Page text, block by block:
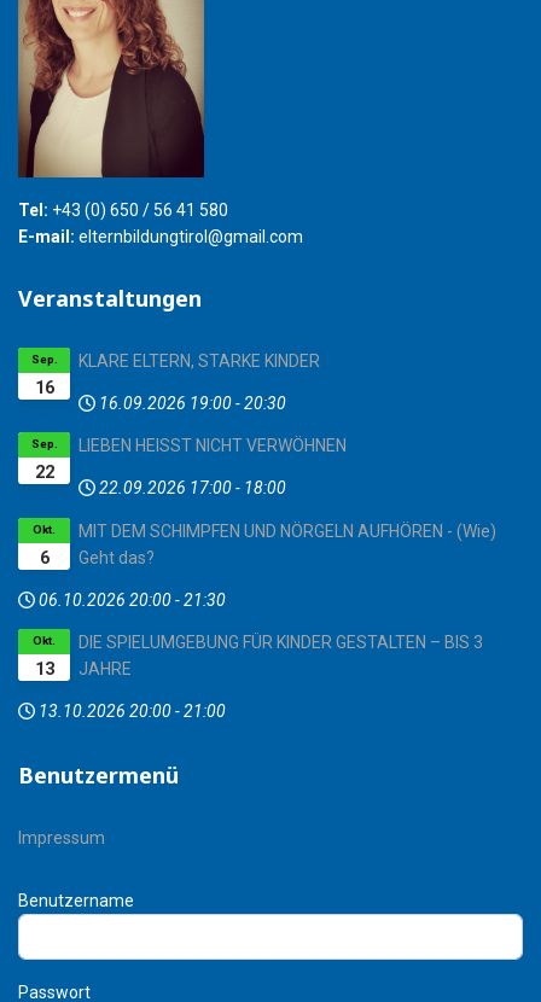
Tel: +43 (0) 650 / 56 41 580
E-mail: elternbildungtirol@gmail.com
Veranstaltungen
16
Sep. KLARE ELTERN, STARKE KINDER
16.09.2026 19:00-20:30
22
Sep. LIEBEN HEISST NICHT VERWÖHNEN
22.09.2026 17:00- 18:00
6
Okt.
MIT DEM SCHIMPFEN UND NÖRGELN AUFHÖREN - (Wie)
Geht das?
06.10.2026 20:00-21:30
13
Okt.
DIE SPIELUMGEBUNG FÜR KINDER GESTALTEN – BIS 3
JAHRE
13.10.2026 20:00-21:00
Benutzermenü
Impressum
Benutzername
Passwort